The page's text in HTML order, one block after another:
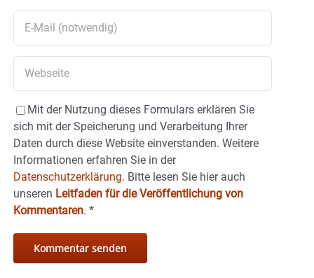
Mit der Nutzung dieses Formulars erklären Sie
sich mit der Speicherung und Verarbeitung Ihrer
Daten durch diese Website einverstanden. Weitere
Informationen erfahren Sie in der
Datenschutzerklärung. Bitte lesen Sie hier auch
unseren Leitfaden für die Veröffentlichung von
Kommentaren. *